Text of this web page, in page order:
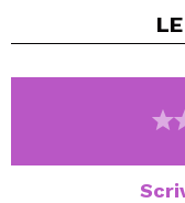
the most of your